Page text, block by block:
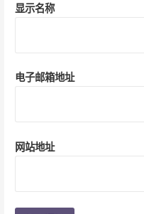
显示名称
电子邮箱地址
网站地址